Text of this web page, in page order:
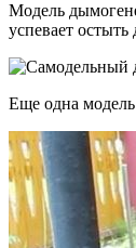
Модель
успевает
Еще одна